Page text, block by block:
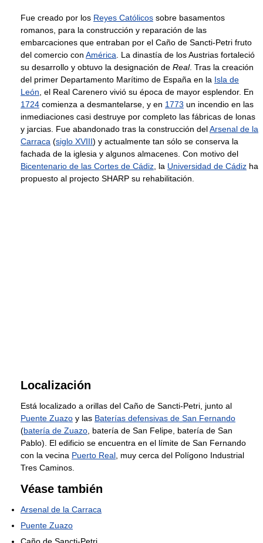
Fue creado por los Reyes Católicos sobre basamentos
romanos, para la construcción y reparación de las
embarcaciones que entraban por el Caño de Sancti-Petri fruto
del comercio con América . La dinastía de los Austrias fortaleció
su desarrollo y obtuvo la designación de Real. Tras la creación
del primer Departamento Marítimo de España en la Isla de
León , el Real Carenero vivió su época de mayor esplendor. En
1724 comienza a desmantelarse, y en 1773 un incendio en las
inmediaciones casi destruye por completo las fábricas de lonas
y jarcias. Fue abandonado tras la construcción delArsenal de la
Carraca (siglo XVIII) y actualmente tan sólo se conserva la
fachada de la iglesia y algunos almacenes. Con motivo del
Bicentenario de las Cortes de Cádiz , la Universidad de Cádiz ha
propuesto al projecto SHARP su rehabilitación.
Localización
Está localizado a orillas del Caño de Sancti-Petri, junto al
Puente Zuazo y las Baterías defensivas de San Fernando
(batería de Zuazo , batería de San Felipe, batería de San
Pablo). El edificio se encuentra en el límite de San Fernando
con la vecina Puerto Real , muy cerca del Polígono Industrial
Tres Caminos.
Véase también
Arsenal de la Carraca
Puente Zuazo